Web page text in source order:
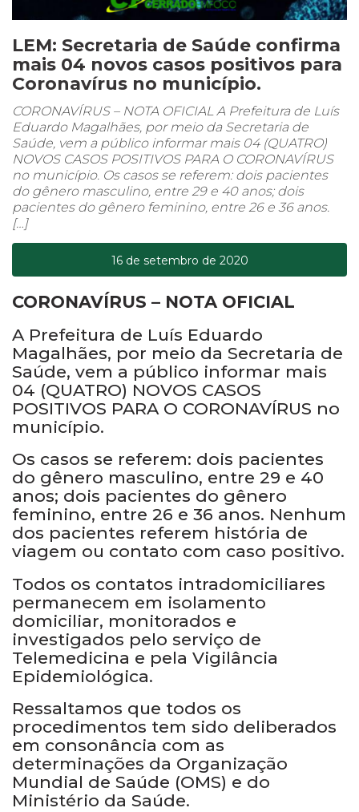
LEM: Secretaria de Saúde confirma
mais 04 novos casos positivos para
Coronavírus no município.
CORONAVÍRUS – NOTA OFICIAL A Prefeitura de Luís
Eduardo Magalhães, por meio da Secretaria de
Saúde, vem a público informar mais 04 (QUATRO)
NOVOS CASOS POSITIVOS PARA O CORONAVÍRUS
no município. Os casos se referem: dois pacientes
do gênero masculino, entre 29 e 40 anos; dois
pacientes do gênero feminino, entre 26 e 36 anos.
[…]
16 de setembro de 2020
CORONAVÍRUS – NOTA OFICIAL
A Prefeitura de Luís Eduardo
Magalhães, por meio da Secretaria de
Saúde, vem a público informar mais
04 (QUATRO) NOVOS CASOS
POSITIVOS PARA O CORONAVÍRUS no
município.
Os casos se referem: dois pacientes
do gênero masculino, entre 29 e 40
anos; dois pacientes do gênero
feminino, entre 26 e 36 anos. Nenhum
dos pacientes referem história de
viagem ou contato com caso positivo.
Todos os contatos intradomiciliares
permanecem em isolamento
domiciliar, monitorados e
investigados pelo serviço de
Telemedicina e pela Vigilância
Epidemiológica.
Ressaltamos que todos os
procedimentos tem sido deliberados
em consonância com as
determinações da Organização
Mundial de Saúde (OMS) e do
Ministério da Saúde.